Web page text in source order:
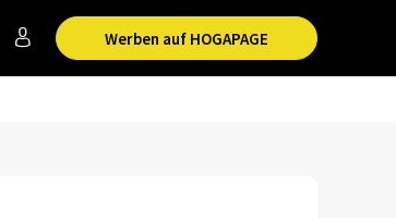
Werben auf HOGAPAGE